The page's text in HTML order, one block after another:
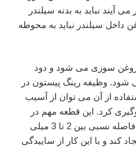
آیند نباید به بدنه سیلندر
داخل سیلندر نباید به محوطه
بیفتد مزدا 2 دچار روغن سوزی می شود و دود
شود. وظیفه رینگ پیستون در
از آن می توان از آسیب
کرد. این قطعه مهم در
بلوک سیلندر ها وجود دارد تا یک فاصله نسبی بین 2 تا 3 میلی
کند و با این کار از ساییدگی